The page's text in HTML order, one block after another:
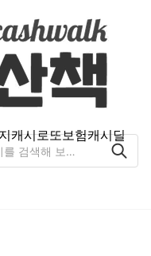
캐시로또보험캐시딜